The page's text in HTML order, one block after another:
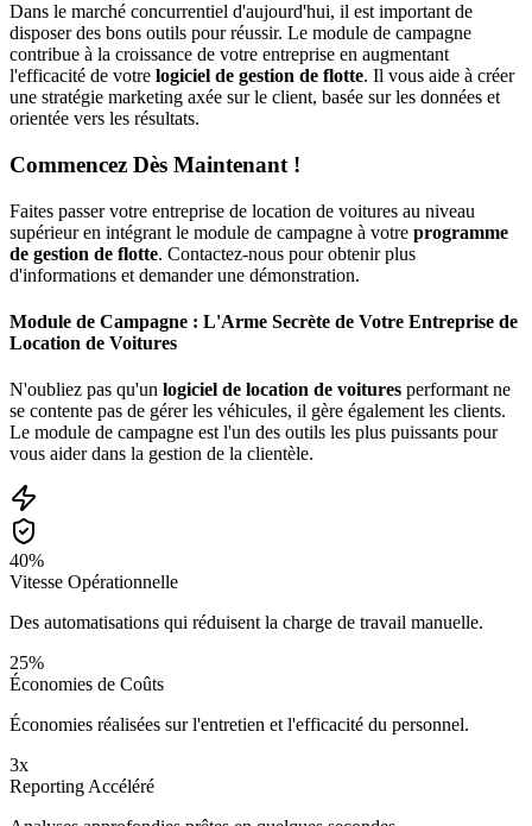
Dans le marché concurrentiel d'aujourd'hui, il est important de
disposer des bons outils pour réussir. Le module de campagne
contribue à la croissance de votre entreprise en augmentant
l'efficacité de votre logiciel de gestion de flotte. Il vous aide à créer
une stratégie marketing axée sur le client, basée sur les données et
orientée vers les résultats.
Commencez Dès Maintenant !
Faites passer votre entreprise de location de voitures au niveau
supérieur en intégrant le module de campagne à votre programme
de gestion de flotte. Contactez-nous pour obtenir plus
d'informations et demander une démonstration.
Module de Campagne : L'Arme Secrète de Votre Entreprise de
Location de Voitures
N'oubliez pas qu'un logiciel de location de voitures performant ne
se contente pas de gérer les véhicules, il gère également les clients.
Le module de campagne est l'un des outils les plus puissants pour
vous aider dans la gestion de la clientèle.
40%
Vitesse Opérationnelle
Des automatisations qui réduisent la charge de travail manuelle.
25%
Économies de Coûts
Économies réalisées sur l'entretien et l'efficacité du personnel.
3x
Reporting Accéléré